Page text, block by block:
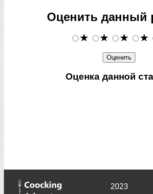
Оценить данный
Оценка данной
2023